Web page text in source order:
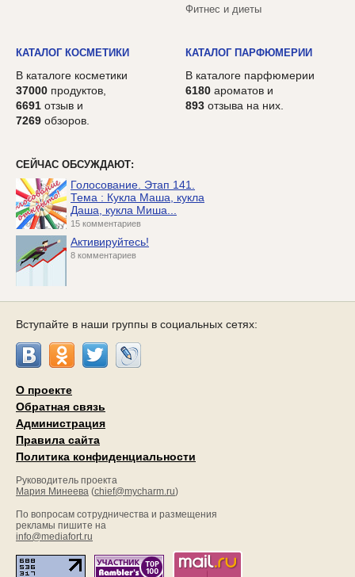
Фитнес и диеты
КАТАЛОГ КОСМЕТИКИ
В каталоге косметики
37000 продуктов,
6691 отзыв и
7269 обзоров.
КАТАЛОГ ПАРФЮМЕРИИ
В каталоге парфюмерии
6180 ароматов и
893 отзыва на них.
СЕЙЧАС ОБСУЖДАЮТ:
Голосование. Этап 141.
Тема : Кукла Маша, кукла
Даша, кукла Миша...
15 комментариев
Активируйтесь!
8 комментариев
Вступайте в наши группы в социальных сетях:
О проекте
Обратная связь
Администрация
Правила сайта
Политика конфиденциальности
Руководитель проекта
Мария Минеева (chief@mycharm.ru)
По вопросам сотрудничества и размещения
рекламы пишите на
info@mediafort.ru